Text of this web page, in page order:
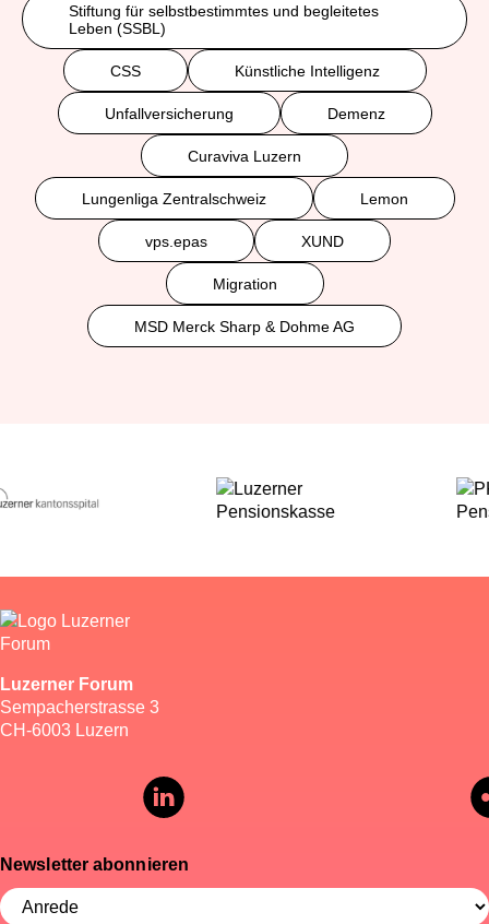
Stiftung für selbstbestimmtes und begleitetes
Leben (SSBL)
CSS Künstliche Intelligenz
Unfallversicherung Demenz
Curaviva Luzern
Lungenliga Zentralschweiz Lemon
vps.epas XUND
Migration
MSD Merck Sharp & Dohme AG
Luzerner Forum
Sempacherstrasse 3
CH-6003 Luzern
Newsletter abonnieren